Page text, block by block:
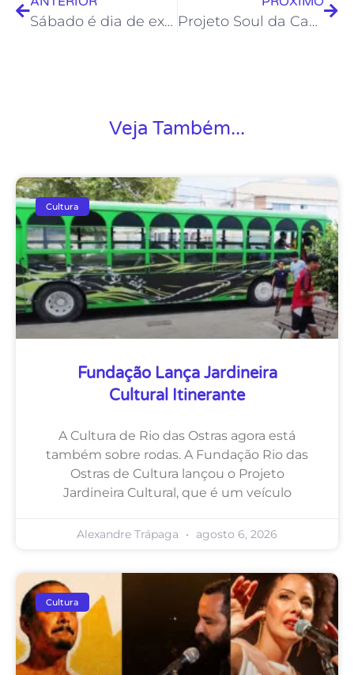
Sábado é dia de exposição de artesanato em Rocha Leão Projeto Soul da Casa apresenta talento do The Voice Kids
Veja Também...
Cultura
Fundação Lança Jardineira
Cultural Itinerante
A Cultura de Rio das Ostras agora está
também sobre rodas. A Fundação Rio das
Ostras de Cultura lançou o Projeto
Jardineira Cultural, que é um veículo
Alexandre Trápaga agosto 6, 2026
Cultura